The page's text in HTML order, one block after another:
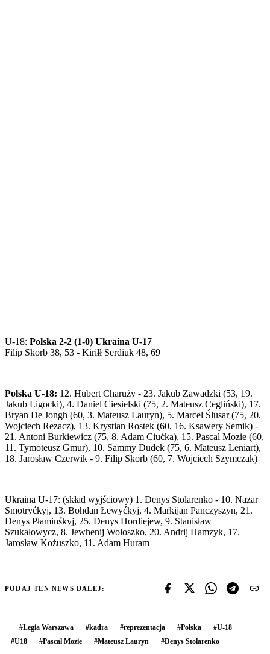
U-18: Polska 2-2 (1-0) Ukraina U-17
Filip Skorb 38, 53 - Kiriłł Serdiuk 48, 69
Polska U-18: 12. Hubert Charuży - 23. Jakub Zawadzki (53, 19.
Jakub Ligocki), 4. Daniel Ciesielski (75, 2. Mateusz Cegliński), 17.
Bryan De Jongh (60, 3. Mateusz Lauryn), 5. Marcel Ślusar (75, 20.
Wojciech Rezacz), 13. Krystian Rostek (60, 16. Ksawery Semik) -
21. Antoni Burkiewicz (75, 8. Adam Ciućka), 15. Pascal Mozie (60,
11. Tymoteusz Gmur), 10. Sammy Dudek (75, 6. Mateusz Leniart),
18. Jarosław Czerwik - 9. Filip Skorb (60, 7. Wojciech Szymczak)
Ukraina U-17: (skład wyjściowy) 1. Denys Stolarenko - 10. Nazar
Smotryćkyj, 13. Bohdan Łewyćkyj, 4. Markijan Panczyszyn, 21.
Denys Płaminśkyj, 25. Denys Hordiejew, 9. Stanisław
Szukałowycz, 8. Jewhenij Wołoszko, 20. Andrij Hamzyk, 17.
Jarosław Kożuszko, 11. Adam Huram
PODAJ TEN NEWS DALEJ:
#Legia Warszawa #kadra #reprezentacja #Polska #U-18
#U18 #Pascal Mozie #Mateusz Lauryn #Denys Stolarenko